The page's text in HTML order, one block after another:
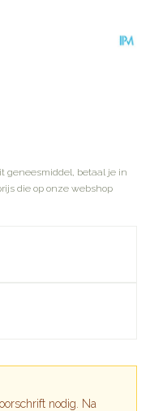
geneesmiddel, betaal je in
die op onze webshop
nodig. Na